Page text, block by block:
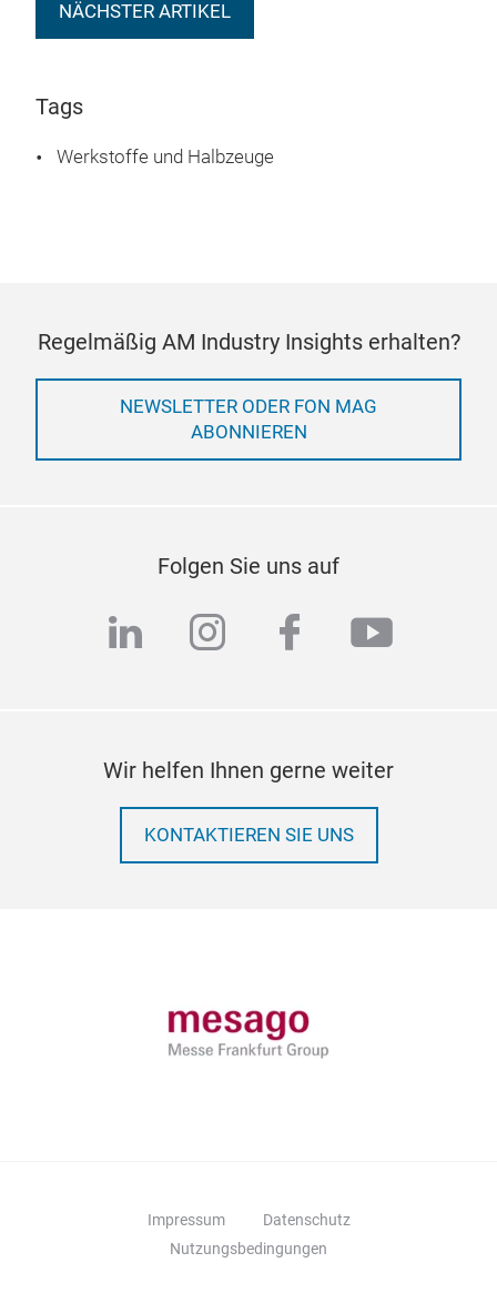
NÄCHSTER ARTIKEL
Tags
Werkstoffe und Halbzeuge
Regelmäßig AM Industry Insights erhalten?
NEWSLETTER ODER FON MAG
ABONNIEREN
Folgen Sie uns auf
linkedininstagram
facebook
Wir helfen Ihnen gerne weiter
KONTAKTIEREN SIE UNS
Impressum
Datenschutz
Nutzungsbedingungen